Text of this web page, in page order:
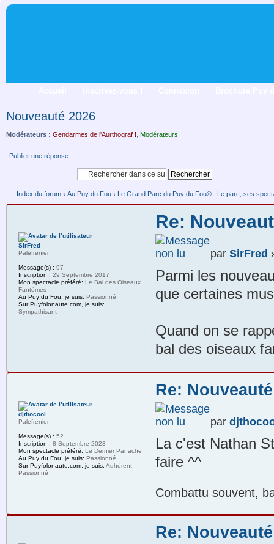
Nouveauté 2026
Modérateurs : Gendarmes de l'Aurthograf ! Modérateurs
Publier une réponse
Index du forum ‹ Au Puy du Fou ‹ Le Grand Parc du Puy du Fou® : Le parc, ses
Re:
par SirFred
Parmi les
que certaines
Quand on se
bal des oiseaux
SirFred
Palefrenier
Message(s) : 97
Inscription : 29 Septembre 2017
Mon spectacle préféré: Le Bal des Oiseaux
Fantômes
Au Puy du Fou, je suis: Passionné
Sur Puyfolonaute.com, je suis:
Sympathisant
Re:
par
La c'est Nathan
faire ^^
Combattu souvent,
djthocool
Palefrenier
Message(s) : 52
Inscription : 8 Septembre 2023
Mon spectacle préféré: Le Dernier Panache
Au Puy du Fou, je suis: Passionné
Sur Puyfolonaute.com, je suis: Adhérent
Passionné
Re: